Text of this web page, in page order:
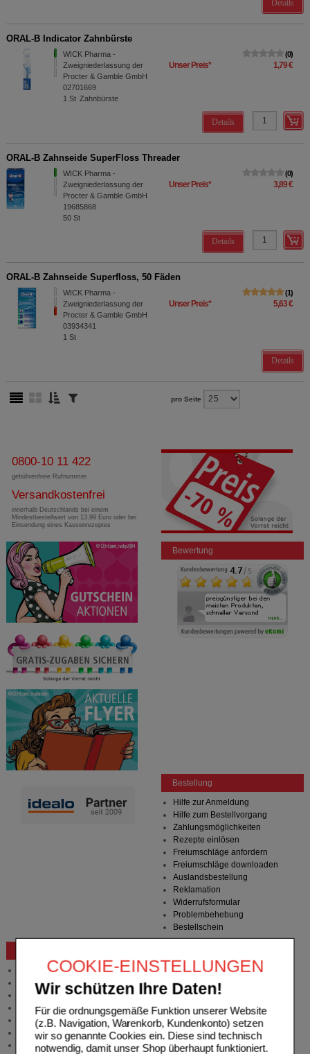
COOKIE-EINSTELLUNGEN
Wir schützen Ihre Daten!
Für die ordnungsgemäße Funktion unserer Website
(z.B. Navigation, Warenkorb, Kundenkonto) setzen
wir so genannte Cookies ein. Diese sind technisch
notwendig, damit unser Shop überhaupt funktioniert.
Details
ORAL-B Indicator Zahnbürste
WICK Pharma -
Zweigniederlassung der
Procter & Gamble GmbH
02701669
1 St Zahnbürste
0
Unser Preis* 1,79 €
Details
ORAL-B Zahnseide SuperFloss Threader
WICK Pharma -
Zweigniederlassung der
Procter & Gamble GmbH
19685868
50 St
0
Unser Preis* 3,89 €
Details
ORAL-B Zahnseide Superfloss, 50 Fäden
WICK Pharma -
Zweigniederlassung der
Procter & Gamble GmbH
03934341
1 St
1
Unser Preis* 5,63 €
Details
pro Seite
0800-10 11 422
gebührenfreie Rufnummer
Versandkostenfrei
innerhalb Deutschlands bei einem
Mindestbestellwert von 13,99 Euro oder bei
Einsendung eines Kassenrezeptes
Bewertung
Bestellung
Hilfe zur Anmeldung
Hilfe zum Bestellvorgang
Zahlungsmöglichkeiten
Rezepte einlösen
Freiumschläge anfordern
Freiumschläge downloaden
Auslandsbestellung
Reklamation
Widerrufsformular
Problembehebung
Bestellschein
Allgemeine Information
Produktberatung
Meldung Arzneimittelrisiken
Zuzahlungsfreie Arzneien
Angebote & Downloads
Newsletter
Neukundenprämie